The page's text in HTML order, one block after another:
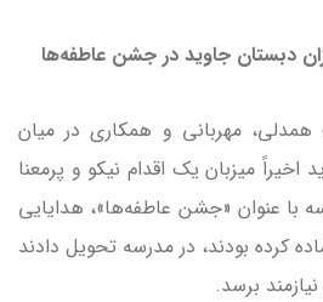
دبستان جاوید در جشن عاطفه‌ها
مهربانی و همکاری در میان
اخیراً میزبان یک اقدام نیکو و پرمعنا
با عنوان «جشن عاطفه‌ها»، هدایایی
کرده بودند، در مدرسه تحویل دادند
برسد.